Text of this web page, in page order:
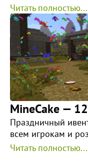
Читать полностью...
MineCake —
Праздничный
всем игрокам и
Читать полностью...